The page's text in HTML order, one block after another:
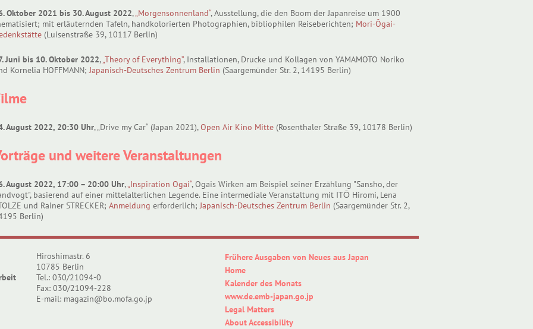
Oktober 2021 bis 30. August 2022,„Morgensonnenland“, Ausstellung, die den Boom der Japanreise um 1900
mit erläuternden Tafeln, handkolorierten Photographien, bibliophilen Reiseberichten; Mori-Ôgai-
(Luisenstraße 39, 10117 Berlin)
Juni bis 10. Oktober 2022,„Theory of Everything“, Installationen, Drucke und Kollagen von YAMAMOTO Noriko
Kornelia HOFFMANN;Japanisch-Deutsches Zentrum Berlin (Saargemünder Str. 2, 14195 Berlin)
August 2022, 20:30 Uhr, „Drive my Car“ (Japan 2021),Open Air Kino Mitte (Rosenthaler Straße 39, 10178 Berlin)
und weitere Veranstaltungen
August 2022, 17:00 – 20:00 Uhr,„Inspiration Ogai“, Ogais Wirken am Beispiel seiner Erzählung "Sansho, der
basierend auf einer mittelalterlichen Legende. Eine intermediale Veranstaltung mit ITŌ Hiromi, Lena
und Rainer STRECKER; Anmeldung erforderlich;Japanisch-Deutsches Zentrum Berlin (Saargemünder Str. 2,
Berlin)
Hiroshimastr. 6
10785 Berlin
Tel.: 030/21094-0
Fax: 030/21094-228
E-mail: magazin@bo.mofa.go.jp
Frühere Ausgaben von Neues aus Japan
Home
Kalender des Monats
www.de.emb-japan.go.jp
Legal Matters
About Accessibility